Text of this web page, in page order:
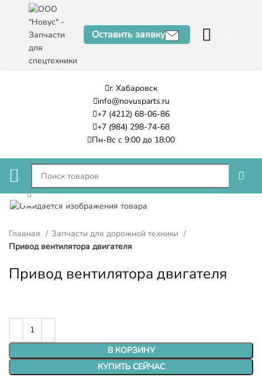
Оставить заявку
г. Хабаровск
info@novusparts.ru
+7 (4212) 68-06-86
+7 (984) 298-74-68
Пн-Вс с 9:00 до 18:00
Нажмите, чтобы увеличить
Главная
Запчасти для дорожной техники
Привод вентилятора двигателя
Привод вентилятора двигателя
В КОРЗИНУ
КУПИТЬ СЕЙЧАС